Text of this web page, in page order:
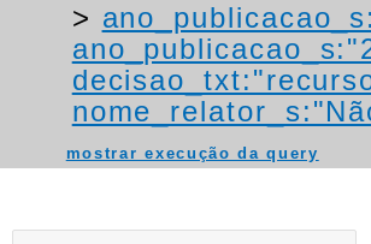
>
mostrar execução da query